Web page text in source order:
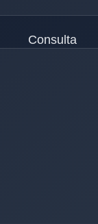
Consulta